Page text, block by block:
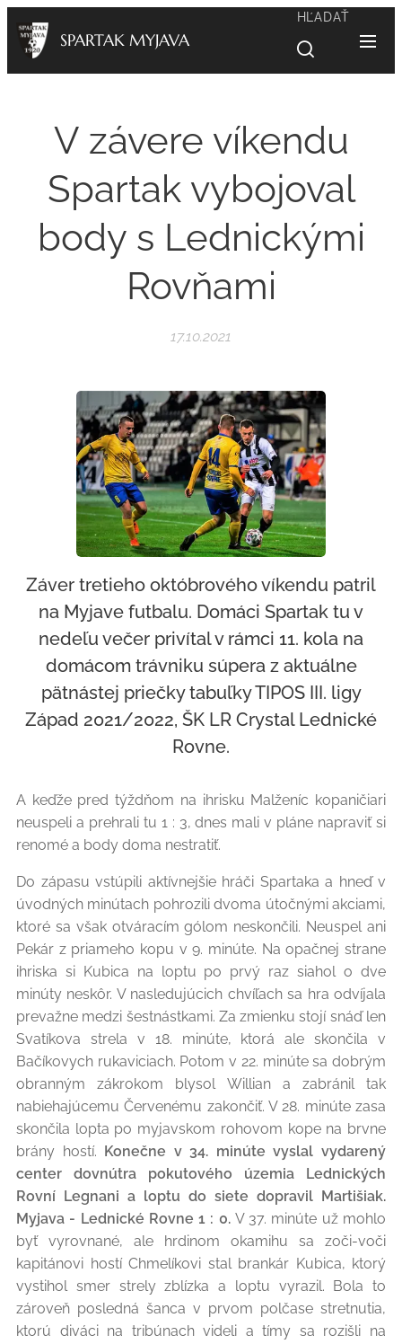
SPARTAK MYJAVA
HĽADAŤ
V závere víkendu
Spartak vybojoval
body s Lednickými
Rovňami
17.10.2021
Záver tretieho októbrového víkendu patril
na Myjave futbalu. Domáci Spartak tu v
nedeľu večer privítal v rámci 11. kola na
domácom trávniku súpera z aktuálne
pätnástej priečky tabuľky TIPOS III. ligy
Západ 2021/2022, ŠK LR Crystal Lednické
Rovne.
A keďže pred týždňom na ihrisku Malženíc kopaničiari
neuspeli a prehrali tu 1 : 3, dnes mali v pláne napraviť si
renomé a body doma nestratiť.
Do zápasu vstúpili aktívnejšie hráči Spartaka a hneď v
úvodných minútach pohrozili dvoma útočnými akciami,
ktoré sa však otváracím gólom neskončili. Neuspel ani
Pekár z priameho kopu v 9. minúte. Na opačnej strane
ihriska si Kubica na loptu po prvý raz siahol o dve
minúty neskôr. V nasledujúcich chvíľach sa hra odvíjala
prevažne medzi šestnástkami. Za zmienku stojí snáď len
Svatíkova strela v 18. minúte, ktorá ale skončila v
Bačíkovych rukaviciach. Potom v 22. minúte sa dobrým
obranným zákrokom blysol Willian a zabránil tak
nabiehajúcemu Červenému zakončiť. V 28. minúte zasa
skončila lopta po myjavskom rohovom kope na brvne
brány hostí.
Konečne v 34. minúte vyslal vydarený
center dovnútra pokutového územia Lednických
Rovní Legnani a loptu do siete dopravil Martišiak.
Myjava - Lednické Rovne 1 : 0. V 37. minúte už mohlo
byť vyrovnané, ale hrdinom okamihu sa zoči-voči
kapitánovi hostí Chmelíkovi stal brankár Kubica, ktorý
vystihol smer strely zblízka a loptu vyrazil. Bola to
zároveň posledná šanca v prvom polčase stretnutia,
ktorú diváci na tribúnach videli a tímy sa rozišli na